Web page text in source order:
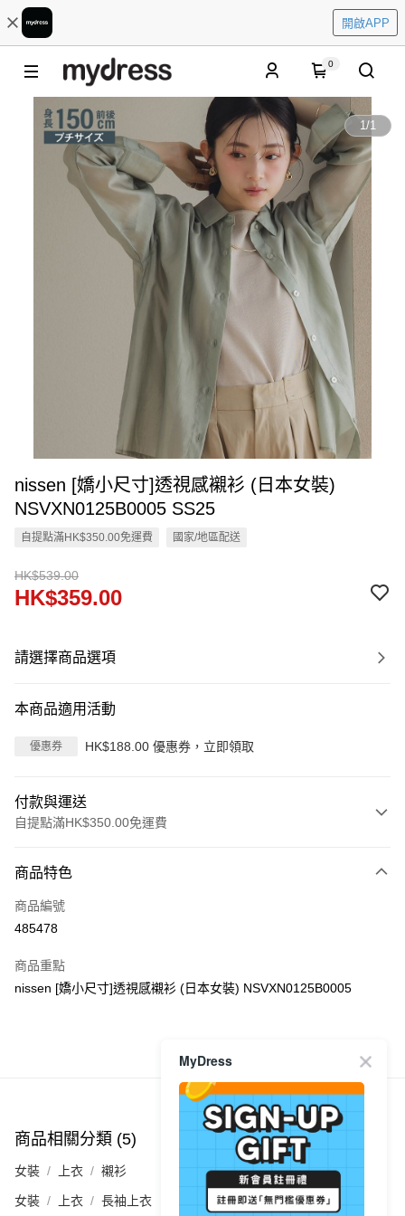
開啟APP
0
1/1
nissen [嬌小尺寸]透視感襯衫 (日本女裝)
NSVXN0125B0005 SS25
自提點滿HK$350.00免運費 國家/地區配送
HK$539.00
HK$359.00
請選擇商品選項
本商品適用活動
優惠券 HK$188.00 優惠券，立即領取
付款與運送
自提點滿HK$350.00免運費
信用卡
Apple Pay
PayMe
每筆HK$40.00，滿HK$350.00或以上免運費
付款後順豐站及營業點
每筆HK$40.00，滿HK$350.00或以上免運費
付款後順豐合作便利店
商品特色
商品編號
485478
商品重點
nissen [嬌小尺寸]透視感襯衫 (日本女裝) NSVXN0125B0005
商品推薦
商品相關分類 (5)
女裝 上衣 襯衫
女裝 上衣 長袖上衣
MyDress